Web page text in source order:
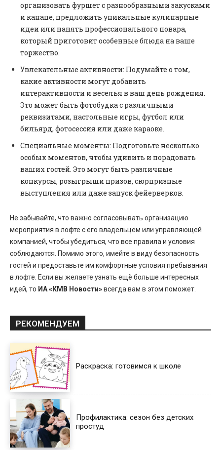
организовать фуршет с разнообразными закусками
и канапе, предложить уникальные кулинарные
идеи или нанять профессионального повара,
который приготовит особенные блюда на ваше
торжество.
Увлекательные активности: Подумайте о том,
какие активности могут добавить
интерактивности и веселья в ваш день рождения.
Это может быть фотобудка с различными
реквизитами, настольные игры, футбол или
бильярд, фотосессия или даже караоке.
Специальные моменты: Подготовьте несколько
особых моментов, чтобы удивить и порадовать
ваших гостей. Это могут быть различные
конкурсы, розыгрыши призов, сюрпризные
выступления или даже запуск фейерверков.
Не забывайте, что важно согласовывать организацию
мероприятия в лофте с его владельцем или управляющей
компанией, чтобы убедиться, что все правила и условия
соблюдаются. Помимо этого, имейте в виду безопасность
гостей и предоставьте им комфортные условия пребывания
в лофте. Если вы желаете узнать ещё больше интересных
идей, то ИА «КМВ Новости»всегда вам в этом поможет.
РЕКОМЕНДУЕМ
Раскраска: готовимся к школе
Профилактика: сезон без детских
простуд